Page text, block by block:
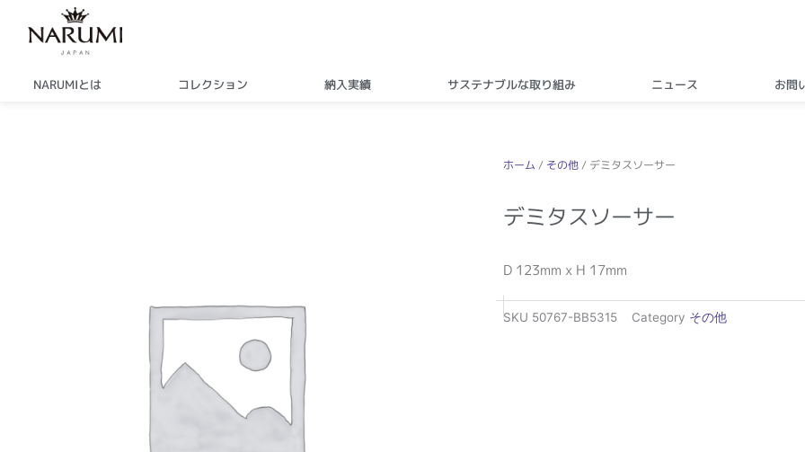
NARUMIとは コレクション 納入実績 サステナブルな取り組み ニュース お問
ホーム / その他 / デミタスソーサー
デミタスソーサー
D 123mm x H 17mm
SKU 50767-BB5315 Category その他